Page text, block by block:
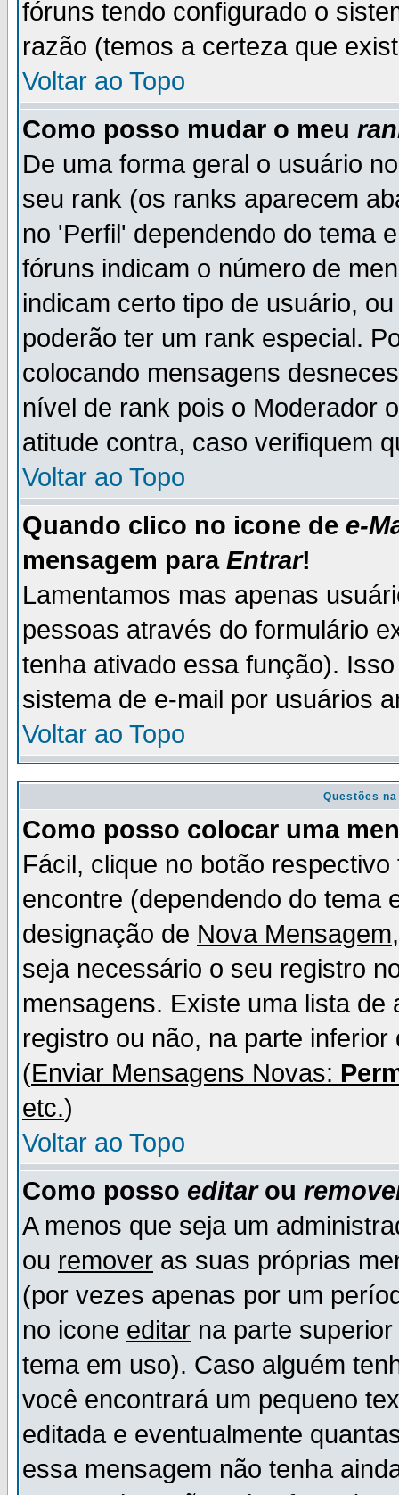
fóruns tendo configurado o
razão (temos a certeza que
Voltar ao Topo
Como posso mudar o meu
De uma forma geral o usuário
seu rank (os ranks aparecem
no 'Perfil' dependendo do tema
fóruns indicam o número de
indicam certo tipo de usuário,
poderão ter um rank especial.
colocando mensagens
nível de rank pois o Moderador
atitude contra, caso verifiquem
Voltar ao Topo
Quando clico no icone de e-
mensagem para Entrar!
Lamentamos mas apenas
pessoas através do formulário
tenha ativado essa função).
sistema de e-mail por usuários
Voltar ao Topo
Questões
Como posso colocar uma
Fácil, clique no botão
encontre (dependendo do tema
designação de Nova Mensagem
seja necessário o seu registro
mensagens. Existe uma lista
registro ou não, na parte
(Enviar Mensagens Novas:
etc.)
Voltar ao Topo
Como posso editarou
A menos que seja um
ou remover as suas próprias
(por vezes apenas por um
no icone editar na parte
tema em uso). Caso alguém
você encontrará um pequeno
editada e eventualmente
essa mensagem não tenha